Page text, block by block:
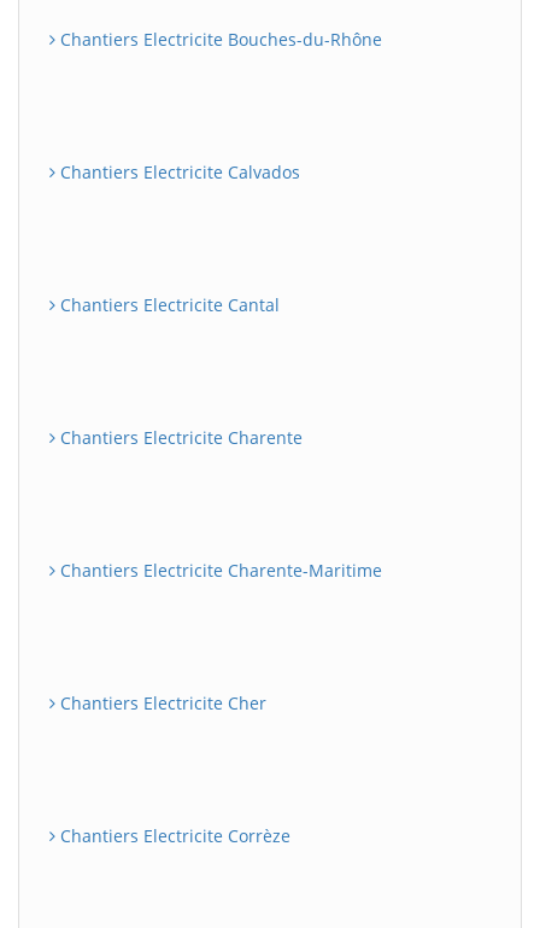
Chantiers Electricite Bouches-du-Rhône
Chantiers Electricite Calvados
Chantiers Electricite Cantal
Chantiers Electricite Charente
Chantiers Electricite Charente-Maritime
Chantiers Electricite Cher
Chantiers Electricite Corrèze